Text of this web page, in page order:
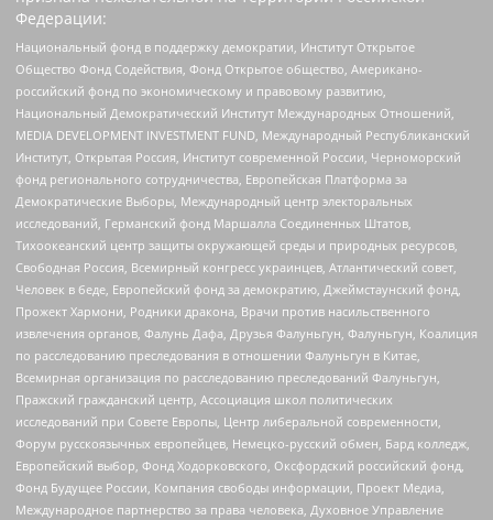
Федерации:
Национальный фонд в поддержку демократии, Институт Открытое
Общество Фонд Содействия, Фонд Открытое общество, Американо-
российский фонд по экономическому и правовому развитию,
Национальный Демократический Институт Международных Отношений,
MEDIA DEVELOPMENT INVESTMENT FUND, Международный Республиканский
Институт, Открытая Россия, Институт современной России, Черноморский
фонд регионального сотрудничества, Европейская Платформа за
Демократические Выборы, Международный центр электоральных
исследований, Германский фонд Маршалла Соединенных Штатов,
Тихоокеанский центр защиты окружающей среды и природных ресурсов,
Свободная Россия, Всемирный конгресс украинцев, Атлантический совет,
Человек в беде, Европейский фонд за демократию, Джеймстаунский фонд,
Прожект Хармони, Родники дракона, Врачи против насильственного
извлечения органов, Фалунь Дафа, Друзья Фалуньгун, Фалуньгун, Коалиция
по расследованию преследования в отношении Фалуньгун в Китае,
Всемирная организация по расследованию преследований Фалуньгун,
Пражский гражданский центр, Ассоциация школ политических
исследований при Совете Европы, Центр либеральной современности,
Форум русскоязычных европейцев, Немецко-русский обмен, Бард колледж,
Европейский выбор, Фонд Ходорковского, Оксфордский российский фонд,
Фонд Будущее России, Компания свободы информации, Проект Медиа,
Международное партнерство за права человека, Духовное Управление